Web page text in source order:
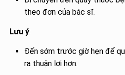
theo đơn của bác sĩ.
Lưu ý:
Đến sớm trước giờ hẹn để
ra thuận lợi hơn.